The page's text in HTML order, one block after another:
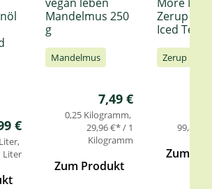
Preis:
€
Liter
Mandelmus 250
g
Mandelmus
Regulärer Preis:
7,49 €
0,25 Kilogramm
29,96 €* / 1
Kilogramm
Zum Produkt
Zerup
Iced Tea
Zerup
99,85
Zum